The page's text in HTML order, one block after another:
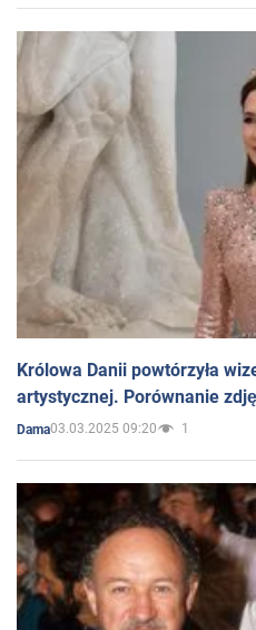
Królowa Danii powtórzyła
artystycznej. Porównanie
Dama03.03.2025 09:20 1